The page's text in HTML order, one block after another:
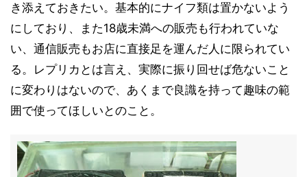
き添えておきたい。基本的にナイフ類は置かないよう
にしており、また18歳未満への販売も行われていな
い、通信販売もお店に直接足を運んだ人に限られてい
る。レプリカとは言え、実際に振り回せば危ないこと
に変わりはないので、あくまで良識を持って趣味の範
囲で使ってほしいとのこと。